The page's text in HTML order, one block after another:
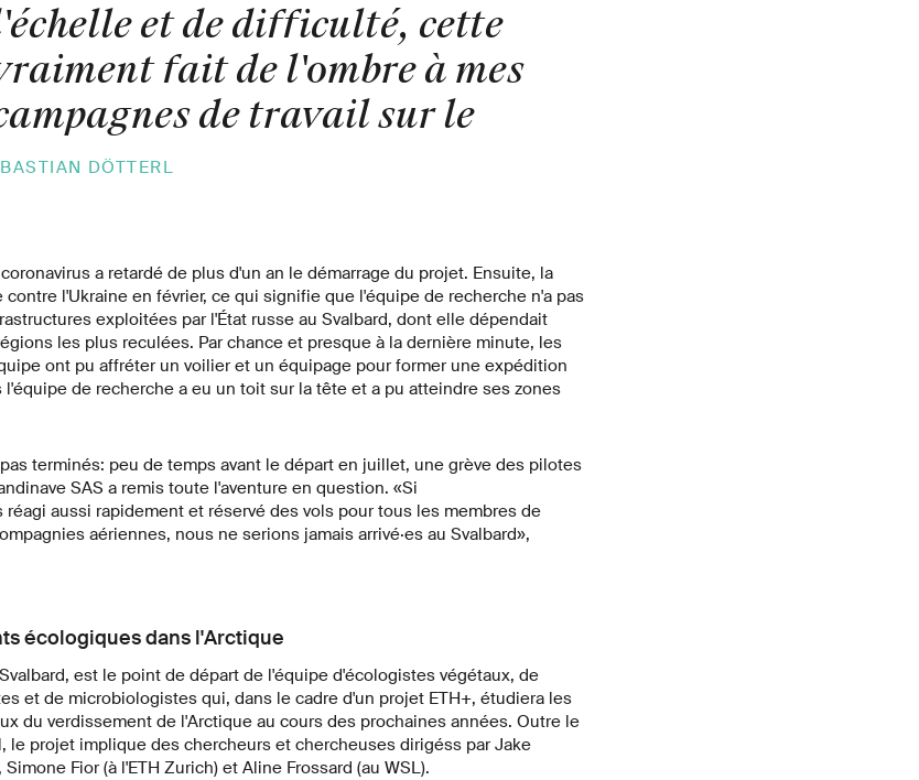
et de difficulté, cette
fait de l'ombre à mes
de travail sur le
DÖTTERL
a retardé de plus d'un an le démarrage du projet. Ensuite, la
l'Ukraine en février, ce qui signifie que l'équipe de recherche n'a pas
exploitées par l'État russe au Svalbard, dont elle dépendait
les plus reculées. Par chance et presque à la dernière minute, les
ont pu affréter un voilier et un équipage pour former une expédition
de recherche a eu un toit sur la tête et a pu atteindre ses zones
terminés: peu de temps avant le départ en juillet, une grève des pilotes
SAS a remis toute l'aventure en question. «Si
réagi aussi rapidement et réservé des vols pour tous les membres de
aériennes, nous ne serions jamais arrivé·es au Svalbard»,
écologiques dans l'Arctique
est le point de départ de l'équipe d'écologistes végétaux, de
et de microbiologistes qui, dans le cadre d'un projet ETH+, étudiera les
du verdissement de l'Arctique au cours des prochaines années. Outre le
le projet implique des chercheurs et chercheuses dirigéss par Jake
Fior (à l'ETH Zurich) et Aline Frossard (au WSL).